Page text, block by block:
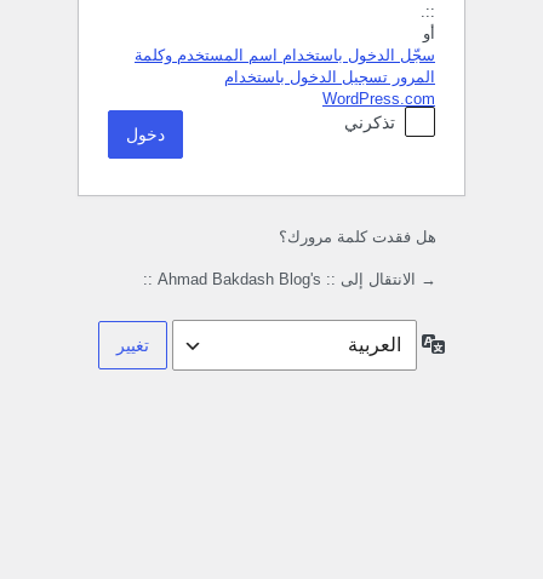
::.
أو
سجّل الدخول باستخدام اسم المستخدم وكلمة
المرور تسجيل الدخول باستخدام
WordPress.com
تذكرني
هل فقدت كلمة مرورك؟
→ الانتقال إلى :: Ahmad Bakdash Blog's ::
اللغة